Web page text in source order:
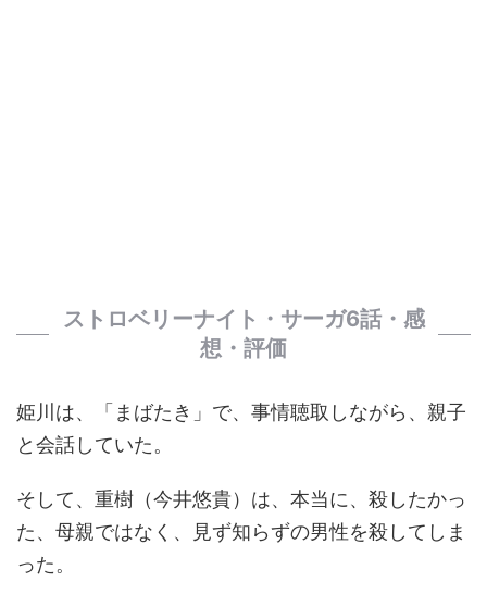
ストロベリーナイト・サーガ6話・感
想・評価
姫川は、「まばたき」で、事情聴取しながら、親子
と会話していた。
そして、 重樹（今井悠貴）は、本当に、殺したかっ
た、母親ではなく、見ず知らずの男性を殺してしま
った。